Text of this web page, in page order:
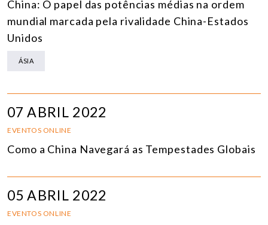
China: O papel das potências médias na ordem
mundial marcada pela rivalidade China-Estados
Unidos
ÁSIA
07 ABRIL 2022
EVENTOS ONLINE
Como a China Navegará as Tempestades Globais
05 ABRIL 2022
EVENTOS ONLINE